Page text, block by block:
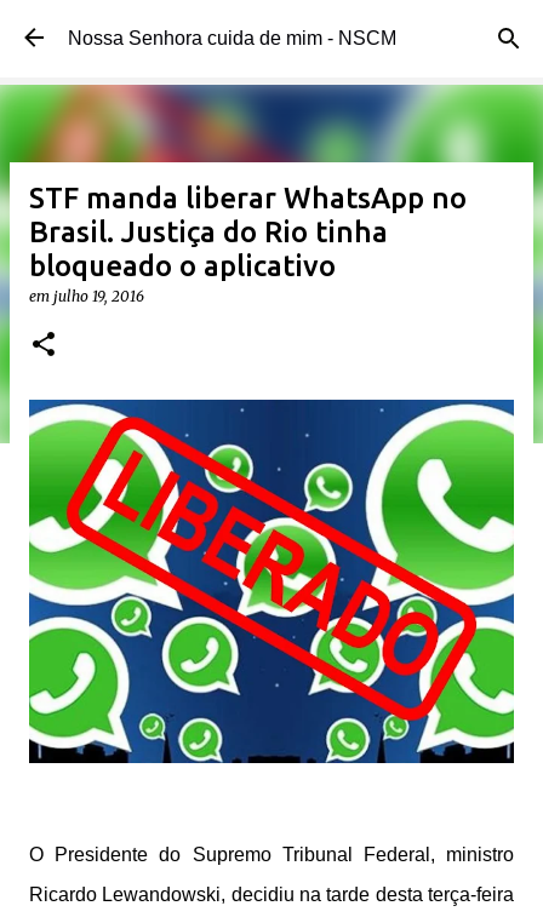
Pular para o conteúdo principal
Nossa Senhora cuida de mim - NSCM
STF manda liberar WhatsApp no
Brasil. Justiça do Rio tinha
bloqueado o aplicativo
em julho 19, 2016
O Presidente do Supremo Tribunal Federal, ministro
Ricardo Lewandowski, decidiu na tarde desta terça-feira